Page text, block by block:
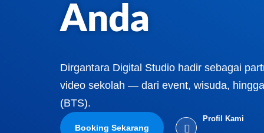
Anda
Dirgantara Digital Studio hadir sebagai
video sekolah — dari event, wisuda,
(BTS).
Booking Sekarang
Profil Kami